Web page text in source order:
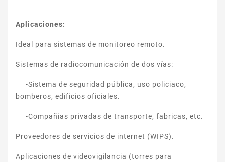
Aplicaciones:
Ideal para sistemas de monitoreo remoto.
Sistemas de radiocomunicación de dos vías:
-Sistema de seguridad pública, uso policiaco,
bomberos, edificios oficiales.
-Compañias privadas de transporte, fabricas, etc.
Proveedores de servicios de internet (WIPS).
Aplicaciones de videovigilancia (torres para